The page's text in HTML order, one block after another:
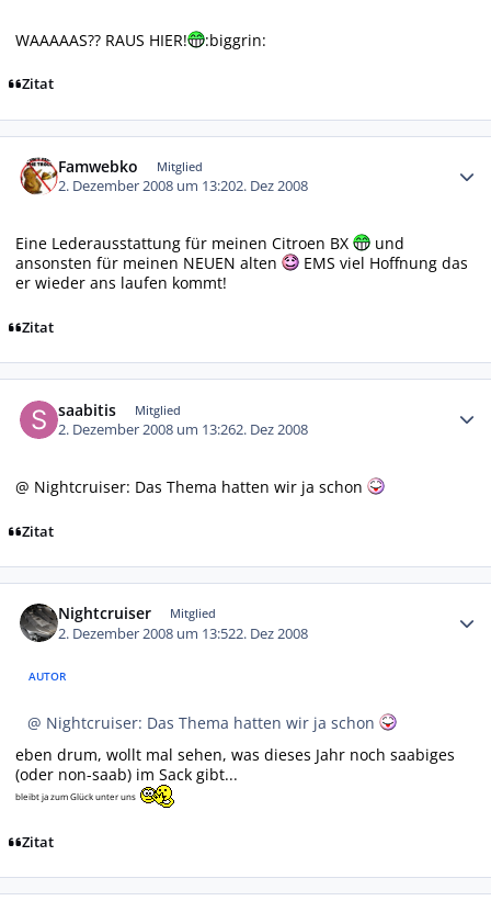
WAAAAAS?? RAUS HIER! :biggrin:
Zitat
Famwebko Mitglied
2. Dezember 2008 um 13:202. Dez 2008
Eine Lederausstattung für meinen Citroen BX
und
ansonsten für meinen NEUEN alten
EMS viel Hoffnung das
er wieder ans laufen kommt!
Zitat
saabitis Mitglied
2. Dezember 2008 um 13:262. Dez 2008
@ Nightcruiser: Das Thema hatten wir ja schon
Zitat
Nightcruiser Mitglied
2. Dezember 2008 um 13:522. Dez 2008
AUTOR
@ Nightcruiser: Das Thema hatten wir ja schon
eben drum, wollt mal sehen, was dieses Jahr noch saabiges
(oder non-saab) im Sack gibt...
bleibt ja zum Glück unter uns
Zitat